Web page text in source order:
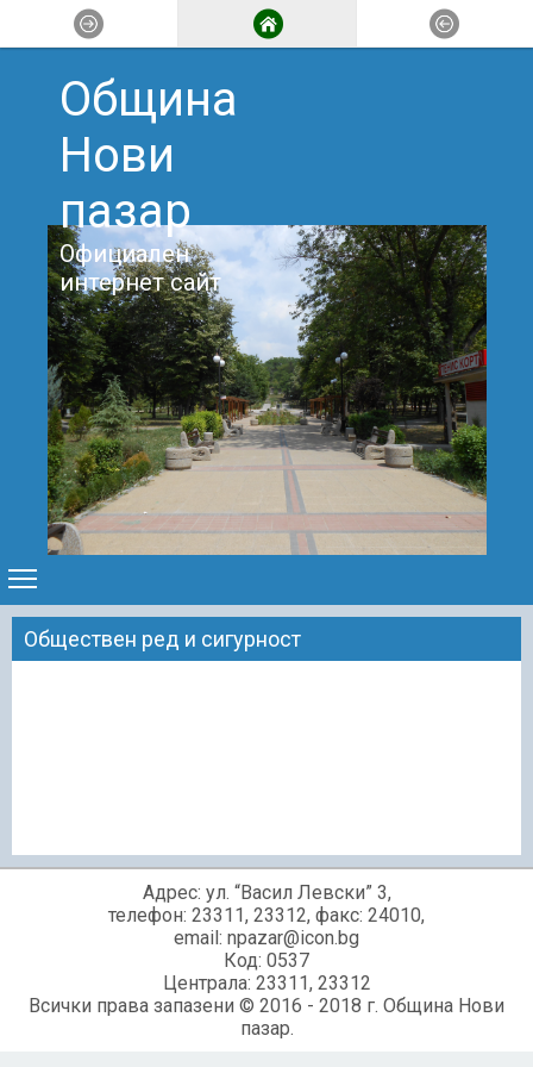
Община
Нови
пазар
Официален
интернет сайт
Обществен ред и сигурност
Адрес: ул. “Васил Левски” 3,
телефон: 23311, 23312, факс: 24010,
email: npazar@icon.bg
Код: 0537
Централа: 23311, 23312
Всички права запазени © 2016 - 2018 г. Община Нови
пазар.